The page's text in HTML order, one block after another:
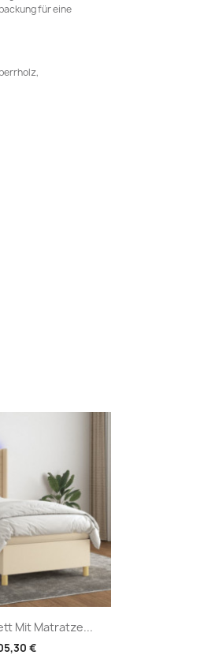
für eine
Mit Matratze...
€